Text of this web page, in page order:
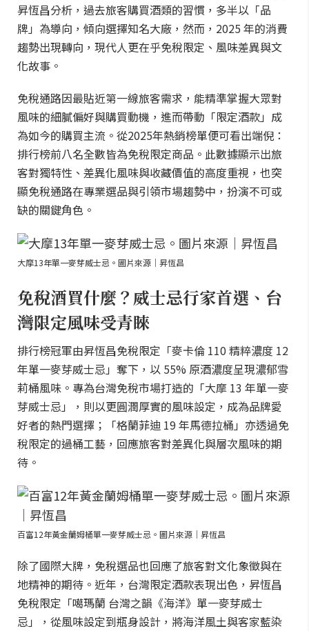
昇恆昌分析，過去旅客購買酒類的習慣，多半以「品
牌」為導向，傾向選擇知名大廠，然而，2025 年的消費
趨勢出現轉向，現代人更在乎免稅限定、風味差異與文
化故事。
免稅通路因最貼近第一線旅客需求，能精準掌握大眾對
風味的細膩偏好與購買動機，進而帶動「限定酒款」成
為如今的購買主流。從2025年熱銷榜單便可看出端倪：
排行榜前八名全數皆為免稅限定商品。此數據顯示出旅
客對獨特性、差異化風味與收藏價值的高度重視，也突
顯免稅通路在專業選品與引領市場趨勢中，扮演不可或
缺的關鍵角色。
大摩13年單一麥芽威士忌。圖片來源｜昇恆昌
免稅酒買什麼？威士忌行家首選、台
灣限定風味受青睞
排行榜冠軍由昇恆昌免稅限定「麥卡倫 110 精粹濃度 12
年單一麥芽威士忌」奪下，以 55% 原酒濃度呈現濃郁雪
莉桶風味。專為台灣免稅市場打造的「大摩 13 年單一麥
芽威士忌」，則以更圓潤厚實的風味設定，成為品牌愛
好者的熱門選擇；「格蘭菲迪 19 年馬德拉桶」亦透過免
稅限定的過桶工藝，回應旅客對差異化與層次風味的期
待。
百富12年黃金蘭姆桶單一麥芽威士忌。圖片來源｜昇恆昌
除了國際大牌，免稅選品也回應了旅客對文化象徵與在
地精神的期待。近年，台灣限定酒款表現出色，昇恆昌
免稅限定「噶瑪蘭 台灣之韻《海洋》單一麥芽威士
忌」，從風味設定到瓶身設計，將海洋風土與客家藍染